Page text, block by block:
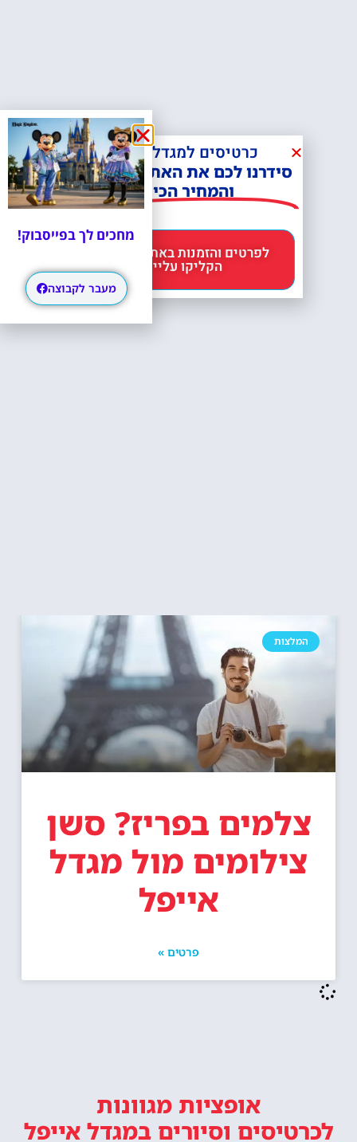
המלצות
צלמים בפריז? סשן
צילומים מול מגדל
אייפל
פרטים »
אופציות מגוונות
לכרטיסים וסיורים במגדל אייפל
כרטיסים למגדל אייפל?
סידרנו לכם את האתר הכי אמין -
והמחיר הכי זול!
הקליקו עליי 😊
מחכים לך בפייסבוק!
מעבר לקבוצה